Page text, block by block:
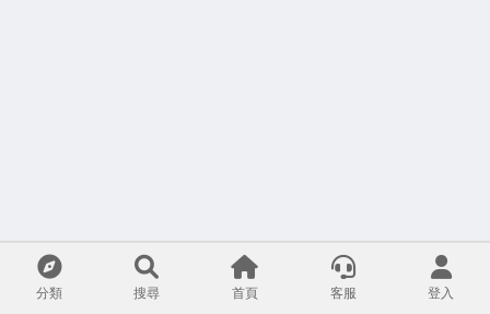
分類 搜尋 首頁 客服 登入